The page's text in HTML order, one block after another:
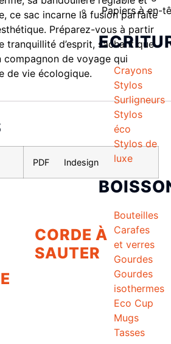
Papiers à en-
Crayons
Stylos
Surligneurs
Stylos
éco
Stylos de
luxe
Bouteilles
Carafes
et verres
Gourdes
Gourdes
isothermes
Eco Cup
Mugs
Tasses
ce sac incarne la fusion parfaite
Préparez-vous à partir
tranquillité d’esprit, sachant que
compagnon de voyage qui
de vie écologique.
PDF Indesign
CORDE À
SAUTER